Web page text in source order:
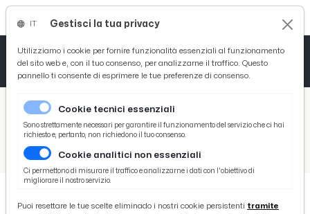
/ Picenotime
/ Sport
/ Volley
Oltre il verdetto: la Yuasa Battery Grottazzolina ringrazia i protagonisti di un sogno indelebile
Gestisci la tua privacy
Utilizziamo i cookie per fornire funzionalità essenziali al funzionamento
del sito web e, con il tuo consenso, per analizzarne il traffico. Questo
pannello ti consente di esprimere le tue preferenze di consenso.
Cookie tecnici essenziali
Sono strettamente necessari per garantire il funzionamento del servizio che ci hai
richiesto e, pertanto, non richiedono il tuo consenso.
Cookie analitici non essenziali
Ci permettono di misurare il traffico e analizzarne i dati con l'obiettivo di
migliorare il nostro servizio.
Puoi resettare le tue scelte eliminado i nostri cookie persistenti tramite
Tutto News
Tutto Sport
Basket
Ciclismo
Tutto Curiosità